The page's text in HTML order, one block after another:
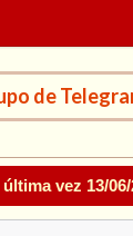
de
vez 13/